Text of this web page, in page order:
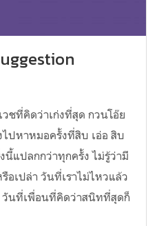
ชที่คิดว่าเก่งที่สุด กวนโอ๊ย
ไปหาหมอครั้งที่สิบ เอ่อ สิบ
นี้แปลกกว่าทุกครั้ง ไม่รู้ว่ามี
อเปล่า วันที่เราไม่ไหวแล้ว
นที่เพื่อนที่คิดว่าสนิทที่สุดก็